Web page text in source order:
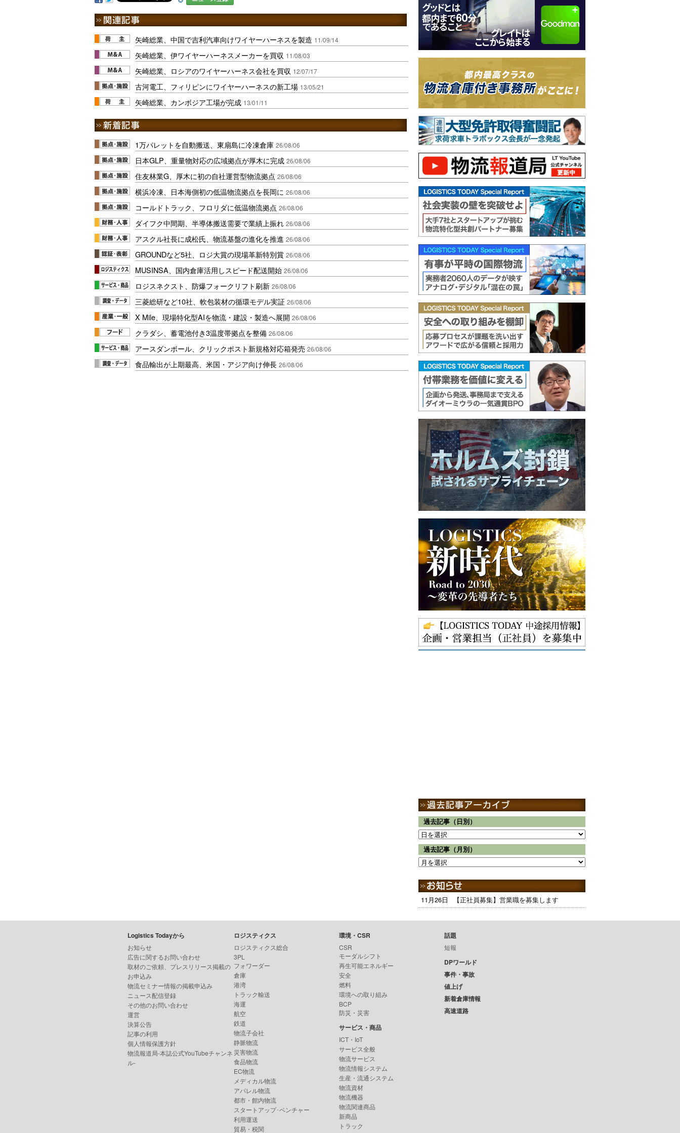
矢崎総業、中国で吉利汽車向けワイヤーハーネスを製造 11/09/14
矢崎総業、伊ワイヤーハーネスメーカーを買収 11/08/03
矢崎総業、ロシアのワイヤーハーネス会社を買収 12/07/17
古河電工、フィリピンにワイヤーハーネスの新工場 13/05/21
矢崎総業、カンボジア工場が完成 13/01/11
1万パレットを自動搬送、東扇島に冷凍倉庫 26/08/06
日本GLP、重量物対応の広域拠点が厚木に完成 26/08/06
住友林業G、厚木に初の自社運営型物流拠点 26/08/06
横浜冷凍、日本海側初の低温物流拠点を長岡に 26/08/06
コールドトラック、フロリダに低温物流拠点 26/08/06
ダイフク中間期、半導体搬送需要で業績上振れ 26/08/06
アスクル社長に成松氏、物流基盤の進化を推進 26/08/06
GROUNDなど5社、ロジ大賞の現場革新特別賞 26/08/06
MUSINSA、国内倉庫活用しスピード配送開始 26/08/06
ロジスネクスト、防爆フォークリフト刷新 26/08/06
三菱総研など10社、軟包装材の循環モデル実証 26/08/06
X Mile、現場特化型AIを物流・建設・製造へ展開 26/08/06
クラダシ、蓄電池付き3温度帯拠点を整備 26/08/06
アースダンボール、クリックポスト新規格対応箱発売 26/08/06
食品輸出が上期最高、米国・アジア向け伸長 26/08/06
過去記事（日別）
過去記事（月別）
11月26日 【正社員募集】営業職を募集します
Logistics Todayから
お知らせ
広告に関するお問い合わせ
取材のご依頼、プレスリリース掲載の
お申込み
物流セミナー情報の掲載申込み
ニュース配信登録
その他のお問い合わせ
運営
決算公告
記事の利用
個人情報保護方針
物流報道局-本誌公式YouTubeチャンネ
ル-
ロジスティクス
ロジスティクス総合
3PL
フォワーダー
倉庫
港湾
トラック輸送
海運
航空
鉄道
物流子会社
静脈物流
災害物流
食品物流
EC物流
メディカル物流
アパレル物流
都市・館内物流
スタートアップ･ベンチャー
利用運送
貿易・税関
環境・CSR
CSR
モーダルシフト
再生可能エネルギー
安全
燃料
環境への取り組み
BCP
防災・災害
サービス・商品
ICT・IoT
サービス全般
物流サービス
物流情報システム
生産・流通システム
物流資材
物流機器
物流関連商品
新商品
トラック
話題
短報
DPワールド
事件・事故
値上げ
新着倉庫情報
高速道路